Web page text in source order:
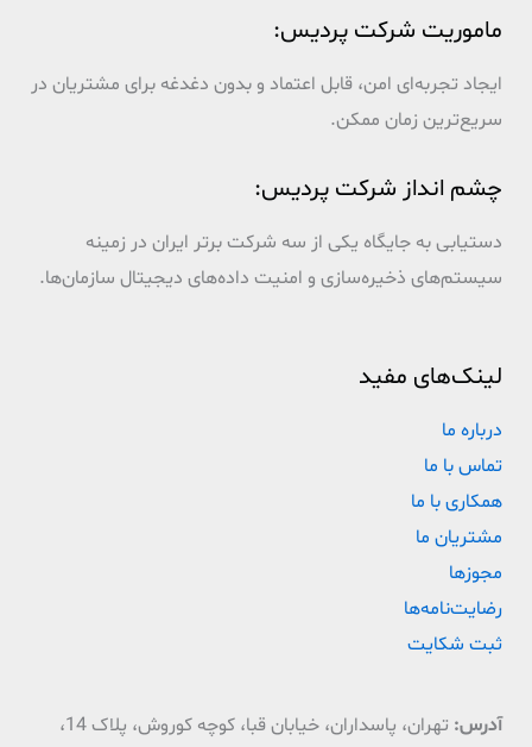
ماموریت شرکت پردیس:
ایجاد تجربه‌ای امن، قابل اعتماد و بدون دغدغه برای مشتریان در
سریع‌ترین زمان ممکن.
چشم انداز شرکت پردیس:
دستیابی به جایگاه یکی از سه شرکت برتر ایران در زمینه
سیستم‌های ذخیره‌سازی و امنیت داده‌های دیجیتال سازمان‌ها.
لینک‌های مفید
درباره ما
تماس با ما
همکاری با ما
مشتریان ما
مجوزها
رضایت‌نامه‌ها
ثبت شکایت
آدرس:
تهران، پاسداران، خیابان قبا، کوچه کوروش، پلاک 14،